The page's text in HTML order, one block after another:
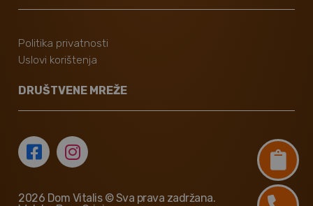
Politika privatnosti
Uslovi korištenja
DRUŠTVENE MREŽE
2026 Dom Vitalis © Sva prava zadržana.